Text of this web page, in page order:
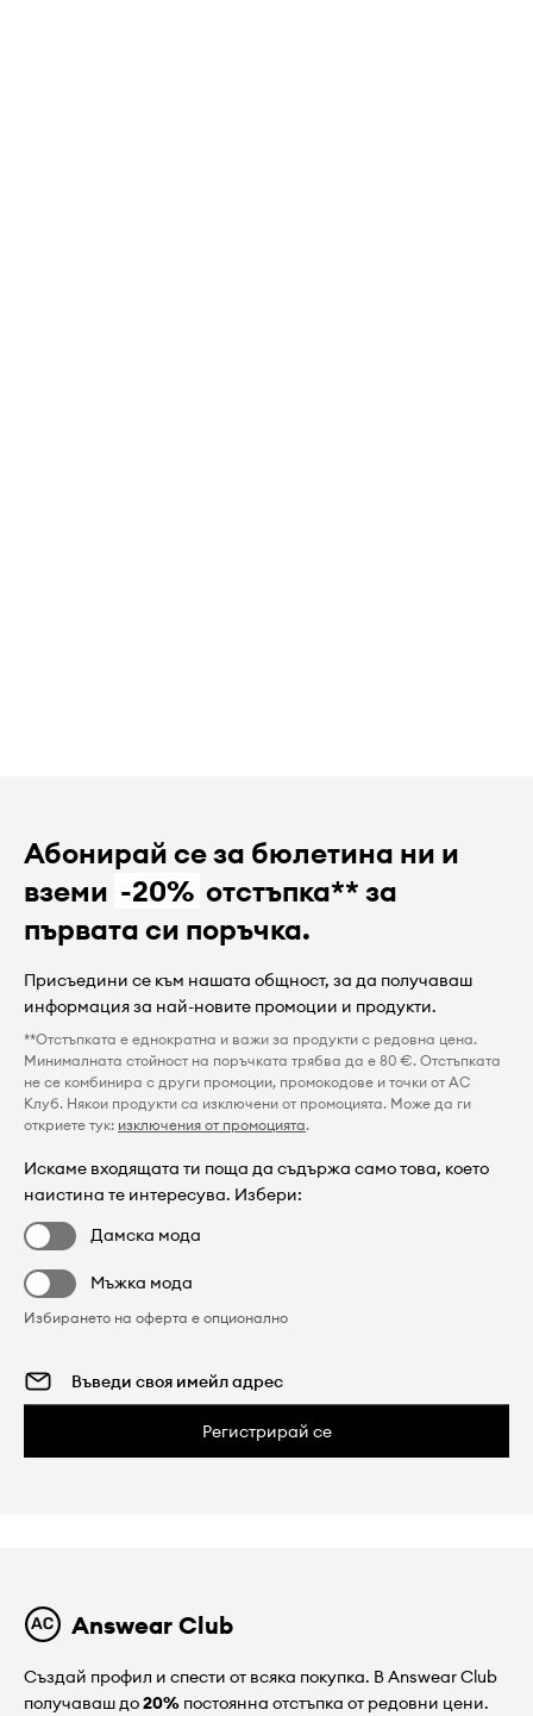
Абонирай се за бюлетина ни и
вземи -20% отстъпка** за
първата си поръчка.
Присъедини се към нашата общност, за да получаваш
информация за най-новите промоции и продукти.
**Отстъпката е еднократна и важи за продукти с редовна цена.
Минималната стойност на поръчката трябва да е 80 €. Отстъпката
не се комбинира с други промоции, промокодове и точки от AC
Клуб. Някои продукти са изключени от промоцията. Може да ги
откриете тук: изключения от промоцията.
Искаме входящата ти поща да съдържа само това, което
наистина те интересува. Избери:
Дамска мода
Мъжка мода
Избирането на оферта е опционално
Регистрирай се
Answear Club
Създай профил и спести от всяка покупка. В Answear Club
получаваш до20% постоянна отстъпка от редовни цени.